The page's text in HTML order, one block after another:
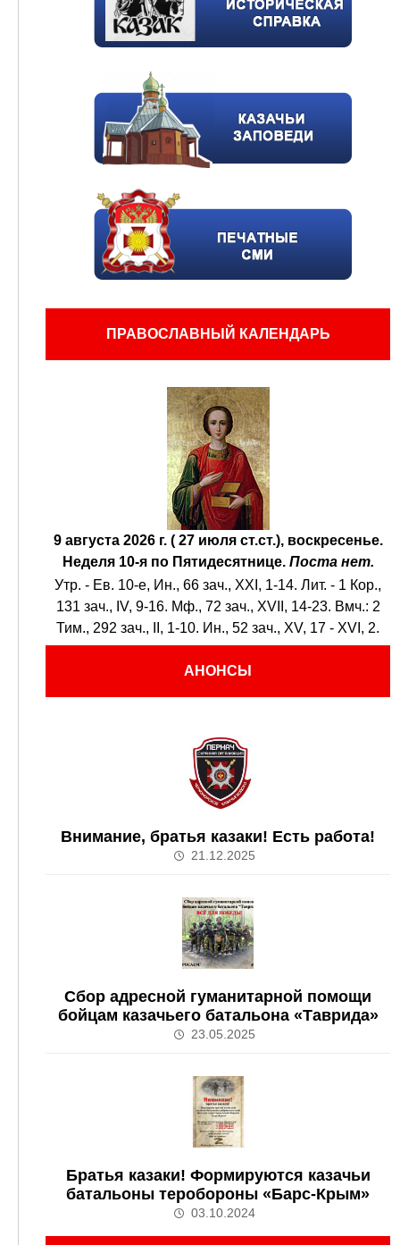
ПРАВОСЛАВНЫЙ КАЛЕНДАРЬ
9 августа 2026 г. ( 27 июля ст.ст.), воскресенье.
Неделя 10-я по Пятидесятнице. Поста нет.
Утр. - Ев. 10-е, Ин., 66 зач., XXI, 1-14. Лит. - 1 Кор.,
131 зач., IV, 9-16. Мф., 72 зач., XVII, 14-23. Вмч.: 2
Тим., 292 зач., II, 1-10. Ин., 52 зач., XV, 17 - XVI, 2.
АНОНСЫ
Внимание, братья казаки! Есть работа!
21.12.2025
Сбор адресной гуманитарной помощи
бойцам казачьего батальона «Таврида»
23.05.2025
Братья казаки! Формируются казачьи
батальоны теробороны «Барс-Крым»
03.10.2024